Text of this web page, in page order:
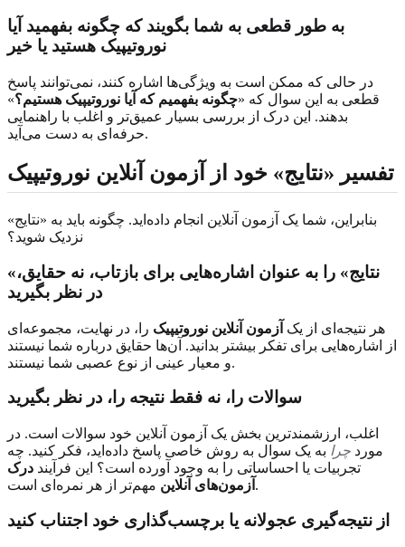
به طور قطعی به شما بگویند که چگونه بفهمید آیا
نوروتیپیک هستید یا خیر
در حالی که ممکن است به ویژگی‌ها اشاره کنند، نمی‌توانند پاسخ
قطعی به این سوال که «چگونه بفهمیم که آیا نوروتیپیک هستیم؟»
بدهند. این درک از بررسی بسیار عمیق‌تر و اغلب با راهنمایی
حرفه‌ای به دست می‌آید.
تفسیر «نتایج» خود از آزمون آنلاین نوروتیپیک
بنابراین، شما یک آزمون آنلاین انجام داده‌اید. چگونه باید به «نتایج»
نزدیک شوید؟
«نتایج» را به عنوان اشاره‌هایی برای بازتاب، نه حقایق،
در نظر بگیرید
هر نتیجه‌ای از یک آزمون آنلاین نوروتیپیک را، در نهایت، مجموعه‌ای
از اشاره‌هایی برای تفکر بیشتر بدانید. آن‌ها حقایق درباره شما نیستند
و معیار عینی از نوع عصبی شما نیستند.
سوالات را، نه فقط نتیجه را، در نظر بگیرید
اغلب، ارزشمندترین بخش یک آزمون آنلاین خود سوالات است. در
مورد چرا به یک سوال به روش خاصی پاسخ داده‌اید، فکر کنید. چه
تجربیات یا احساساتی را به وجود آورده است؟ این فرآیند درک
آزمون‌های آنلاین مهم‌تر از هر نمره‌ای است.
از نتیجه‌گیری عجولانه یا برچسب‌گذاری خود اجتناب کنید